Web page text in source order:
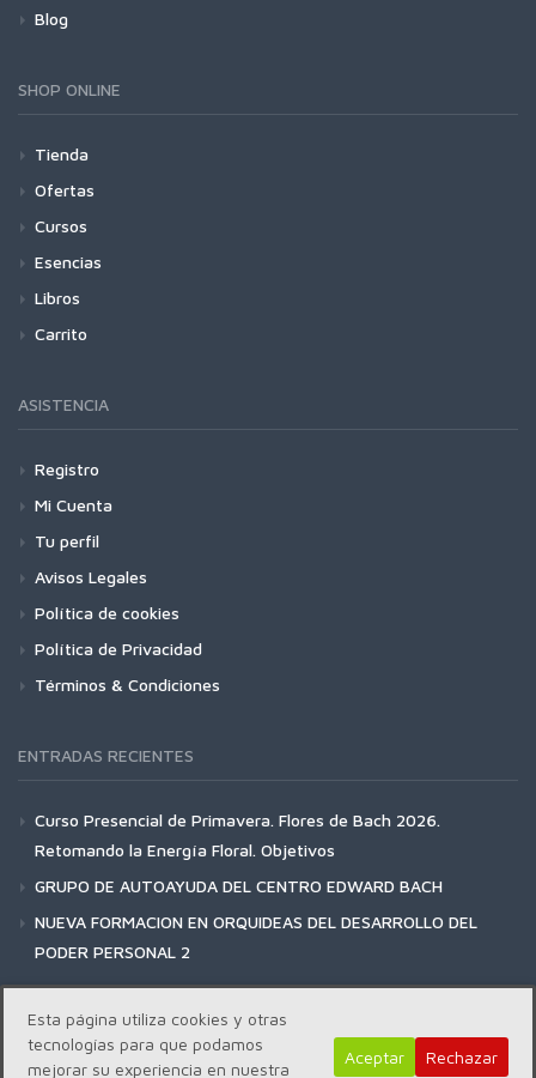
Blog
SHOP ONLINE
Tienda
Ofertas
Cursos
Esencias
Libros
Carrito
ASISTENCIA
Registro
Mi Cuenta
Tu perfil
Avisos Legales
Política de cookies
Política de Privacidad
Términos & Condiciones
ENTRADAS RECIENTES
Curso Presencial de Primavera. Flores de Bach 2026.
Retomando la Energía Floral. Objetivos
GRUPO DE AUTOAYUDA DEL CENTRO EDWARD BACH
NUEVA FORMACION EN ORQUIDEAS DEL DESARROLLO DEL
PODER PERSONAL 2
Esta página utiliza cookies y otras
tecnologías para que podamos
mejorar su experiencia en nuestra
Aceptar Rechazar